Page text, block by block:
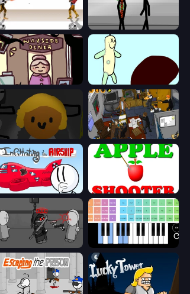
Stick Figure Penalty 2
Diner in the Storm Doodieman Voodoo
Foreign Creature 2
Infiltrating the Airship Apple Shooter
Madness Project Nexus Virtual Online Piano